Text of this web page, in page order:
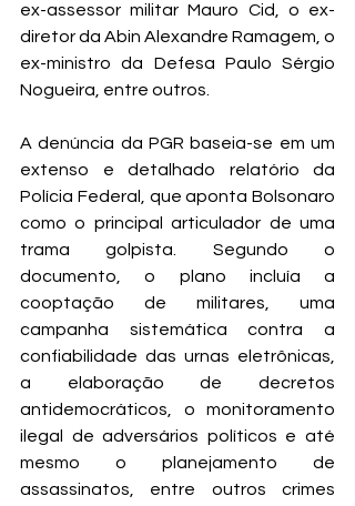
ex-assessor militar Mauro Cid, o ex-
diretor da Abin Alexandre Ramagem, o
ex-ministro da Defesa Paulo Sérgio
Nogueira, entre outros.
A denúncia da PGR baseia-se em um
extenso e detalhado relatório da
Polícia Federal, que aponta Bolsonaro
como o principal articulador de uma
trama golpista. Segundo o
documento, o plano incluía a
cooptação de militares, uma
campanha sistemática contra a
confiabilidade das urnas eletrônicas,
a elaboração de decretos
antidemocráticos, o monitoramento
ilegal de adversários políticos e até
mesmo o planejamento de
assassinatos, entre outros crimes